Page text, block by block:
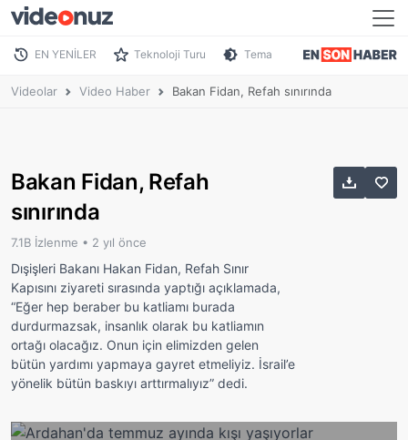
EN YENİLER Teknoloji Turu Tema
Videolar Video Haber Bakan Fidan, Refah sınırında
Bakan Fidan, Refah
sınırında
7.1B İzlenme • 2 yıl önce
Dışişleri Bakanı Hakan Fidan, Refah Sınır
Kapısını ziyareti sırasında yaptığı açıklamada,
“Eğer hep beraber bu katliamı burada
durdurmazsak, insanlık olarak bu katliamın
ortağı olacağız. Onun için elimizden gelen
bütün yardımı yapmaya gayret etmeliyiz. İsrail’e
yönelik bütün baskıyı arttırmalıyız” dedi.